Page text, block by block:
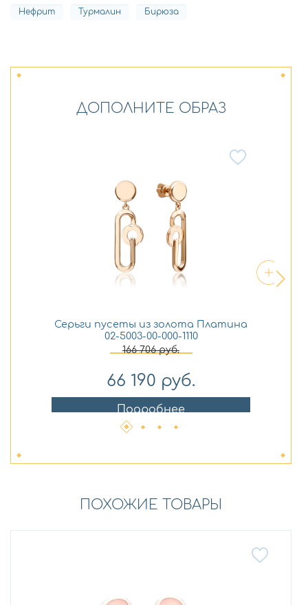
Нефрит Турмалин Бирюза
ДОПОЛНИТЕ ОБРАЗ
Серьги пусеты из золота Платина
02-5003-00-000-1110
166 706руб.
66 190 руб.
Подробнее
ПОХОЖИЕ ТОВАРЫ